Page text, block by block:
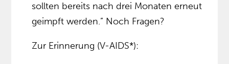
sollten bereits nach drei Monaten erneut
geimpft werden.” Noch Fragen?
Zur Erinnerung (V-AIDS*):